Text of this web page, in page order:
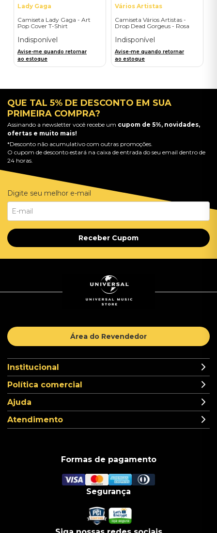
Lady Gaga
Camiseta Lady Gaga - Art
Pop Cover T-Shirt
Indisponível
Avise-me quando retornar
ao estoque
Vários Artistas
Camiseta Vários Artistas -
Drop Dead Gorgeus - Rosa
Indisponível
Avise-me quando retornar
ao estoque
QUE TAL 5% DE DESCONTO EM SUA
PRIMEIRA COMPRA?
Assinando a newsletter você recebe um cupom de 5%, novidades,
ofertas e muito mais!
*Desconto não acumulativo com outras promoções.
O cupom de desconto estará na caixa de entrada do seu email dentro de
24 horas.
Digite seu melhor e-mail
Receber Cupom
Área do Revendedor
Institucional
Política comercial
Ajuda
Atendimento
Formas de pagamento
Segurança